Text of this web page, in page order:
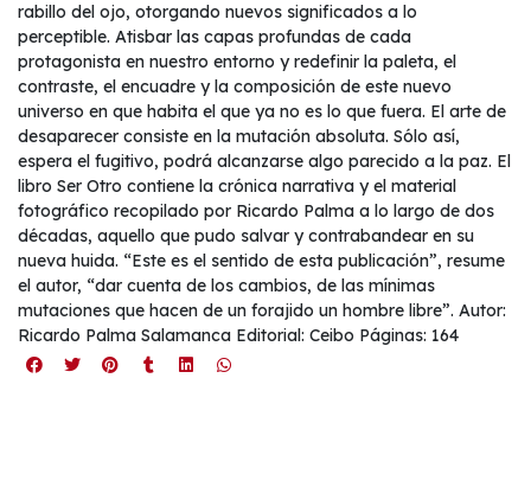
rabillo del ojo, otorgando nuevos significados a lo
perceptible. Atisbar las capas profundas de cada
protagonista en nuestro entorno y redefinir la paleta, el
contraste, el encuadre y la composición de este nuevo
universo en que habita el que ya no es lo que fuera. El arte de
desaparecer consiste en la mutación absoluta. Sólo así,
espera el fugitivo, podrá alcanzarse algo parecido a la paz. El
libro Ser Otro contiene la crónica narrativa y el material
fotográfico recopilado por Ricardo Palma a lo largo de dos
décadas, aquello que pudo salvar y contrabandear en su
nueva huida. “Este es el sentido de esta publicación”, resume
el autor, “dar cuenta de los cambios, de las mínimas
mutaciones que hacen de un forajido un hombre libre”. Autor:
Ricardo Palma Salamanca Editorial: Ceibo Páginas: 164